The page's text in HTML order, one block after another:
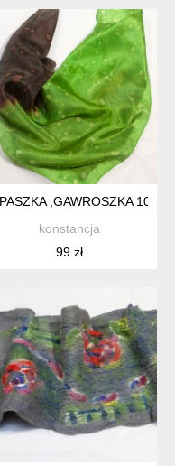
,GAWROSZKA 100%
konstancja
99 zł